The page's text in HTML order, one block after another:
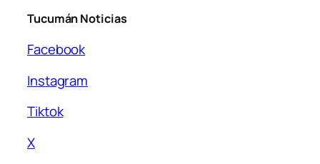
Tucumán Noticias
Facebook
Instagram
Tiktok
X